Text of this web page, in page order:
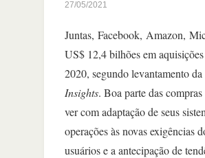
27/05/2021
Juntas, Facebook, Amazon,
US$ 12,4 bilhões em
2020, segundo levantamento da
Insights. Boa parte das compras
ver com adaptação de seus
operações às novas exigências
usuários e a antecipação de